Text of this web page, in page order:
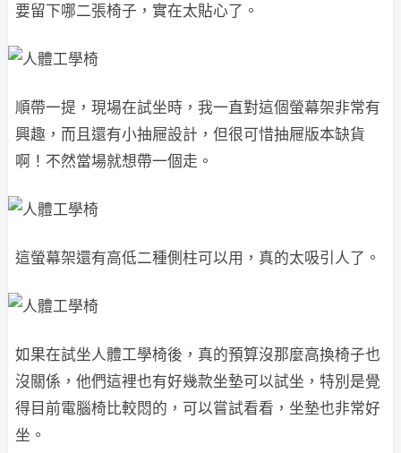
要留下哪二張椅子，實在太貼心了。
順帶一提，現場在試坐時，我一直對這個螢幕架非常有
興趣，而且還有小抽屜設計，但很可惜抽屜版本缺貨
啊！不然當場就想帶一個走。
這螢幕架還有高低二種側柱可以用，真的太吸引人了。
如果在試坐人體工學椅後，真的預算沒那麼高換椅子也
沒關係，他們這裡也有好幾款坐墊可以試坐，特別是覺
得目前電腦椅比較悶的，可以嘗試看看，坐墊也非常好
坐。